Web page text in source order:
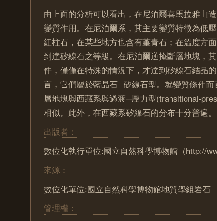
由上面的分析可以看出，在尼泊爾喜馬拉雅山
變質作用。在尼泊爾系，其主要變質特徵為低
紅柱石，在某些地方也含有堇青石；在溫度方
到達矽線石之等級。在尼泊爾逆掩斷層地塊，
件，僅僅在特殊的情況下，才達到矽線石結晶
言，它們屬於藍晶石─矽線石型。就變質條件
層地塊與西藏系與過渡─壓力型(transitional-
相似。此外，在西藏系矽線石的分布十分普遍。
出版者：
數位化執行單位:國立自然科學博物館（http://
來源：
數位化單位:國立自然科學博物館地質學組岩石
管理權：